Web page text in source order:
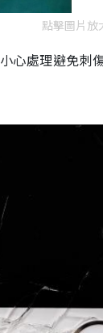
點擊圖片放
小心處理避免刺